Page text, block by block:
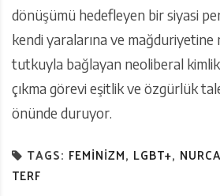
dönüşümü hedefleyen bir siyasi
kendi yaralarına ve mağduriyetine
tutkuyla bağlayan neoliberal
çıkma görevi eşitlik ve özgürlük
önünde duruyor.
TAGS: FEMINIZM, LGBT+,
TERF